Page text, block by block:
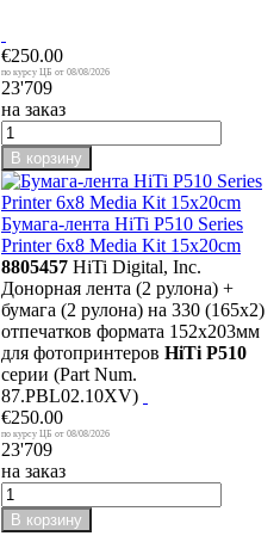
€250.00
08/08/2026
23'709
на заказ
В корзину
Бумага-лента HiTi P510 Series
Printer 6x8 Media Kit 15x20cm
8805457 HiTi Digital, Inc.
Донорная лента (2 рулона) +
бумага (2 рулона) на 330 (165х2)
отпечатков формата 152x203мм
для фотопринтеров HiTi P510
серии (Part Num.
87.PBL02.10XV)
€250.00
08/08/2026
23'709
на заказ
В корзину